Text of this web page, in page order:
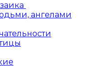
ангелами